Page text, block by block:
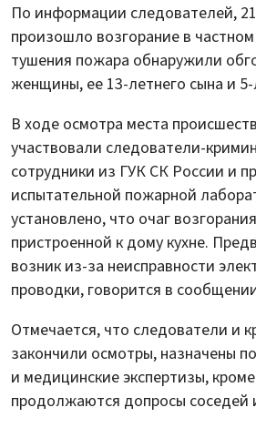
По информации следователей,
произошло возгорание в
тушения пожара обнаружили
женщины, ее 13-летнего сына и 5-
В ходе осмотра места
участвовали следователи-
сотрудники из ГУК СК России и
испытательной пожарной
установлено, что очаг
пристроенной к дому кухне.
возник из-за неисправности
проводки, говорится в
Отмечается, что следователи и
закончили осмотры, назначены
и медицинские экспертизы,
продолжаются допросы соседей